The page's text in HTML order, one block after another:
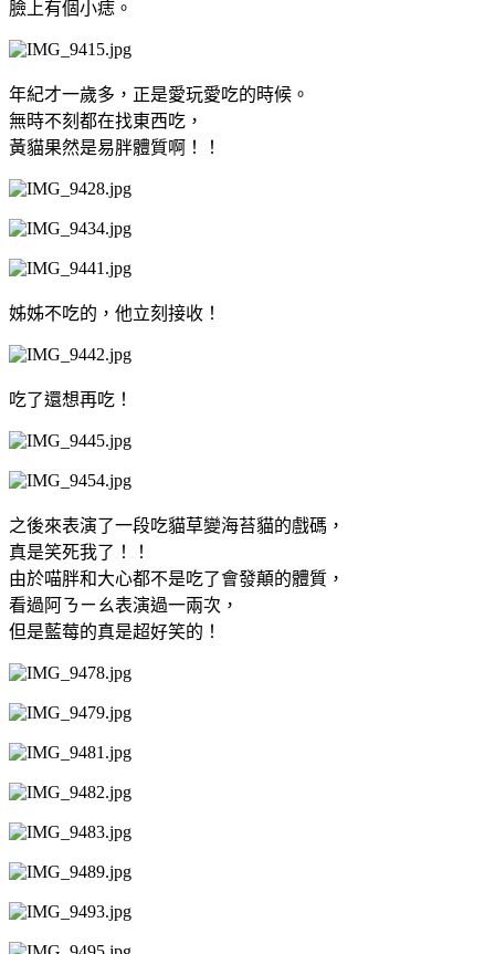
臉上有個小痣。
年紀才一歲多，正是愛玩愛吃的時候。
無時不刻都在找東西吃，
黃貓果然是易胖體質啊！！
姊姊不吃的，他立刻接收！
吃了還想再吃！
之後來表演了一段吃貓草變海苔貓的戲碼，
真是笑死我了！！
由於喵胖和大心都不是吃了會發顛的體質，
看過阿ㄋㄧㄠ表演過一兩次，
但是藍莓的真是超好笑的！